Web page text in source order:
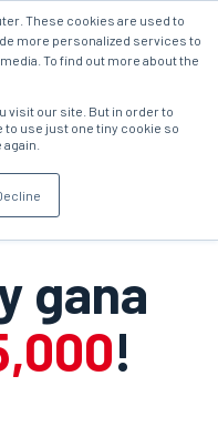
These cookies are used to
more personalized services to
To find out more about the
visit our site. But in order to
use just one tiny cookie so
gana
!